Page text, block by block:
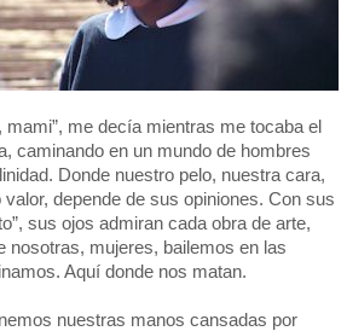
mami”, me decía mientras me tocaba el
caminando en un mundo de hombres
Donde nuestro pelo, nuestra cara,
depende de sus opiniones. Con sus
sus ojos admiran cada obra de arte,
nosotras, mujeres, bailemos en las
Aquí donde nos matan.
nuestras manos cansadas por